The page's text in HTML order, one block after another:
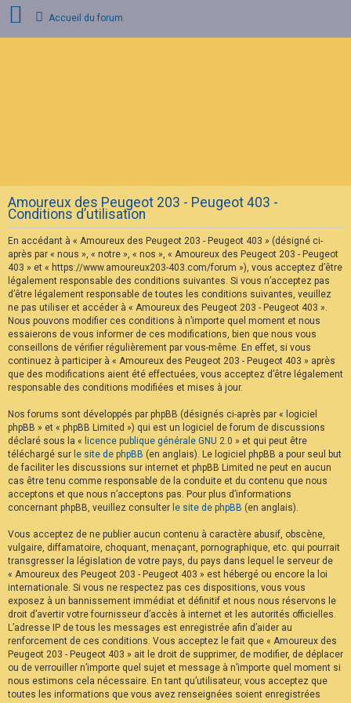
I
n
s
c
r
i
p
t
o
n
F
A
Q
Accueil du forum
Amoureux des Peugeot 203 - Peugeot 403 -
Conditions d’utilisation
En accédant à « Amoureux des Peugeot 203 - Peugeot 403 » (désigné ci-
après par « nous », « notre », « nos », « Amoureux des Peugeot 203 - Peugeot
403 » et « https://www.amoureux203-403.com/forum »), vous acceptez d’être
légalement responsable des conditions suivantes. Si vous n’acceptez pas
d’être légalement responsable de toutes les conditions suivantes, veuillez
ne pas utiliser et accéder à « Amoureux des Peugeot 203 - Peugeot 403 ».
Nous pouvons modifier ces conditions à n’importe quel moment et nous
essaierons de vous informer de ces modifications, bien que nous vous
conseillons de vérifier régulièrement par vous-même. En effet, si vous
continuez à participer à « Amoureux des Peugeot 203 - Peugeot 403 » après
que des modifications aient été effectuées, vous acceptez d’être légalement
responsable des conditions modifiées et mises à jour.
Nos forums sont développés par phpBB (désignés ci-après par « logiciel
phpBB » et « phpBB Limited ») qui est un logiciel de forum de discussions
déclaré sous la « licence publique générale GNU 2.0 » et qui peut être
téléchargé sur le site de phpBB (en anglais). Le logiciel phpBB a pour seul but
de faciliter les discussions sur internet et phpBB Limited ne peut en aucun
cas être tenu comme responsable de la conduite et du contenu que nous
acceptons et que nous n’acceptons pas. Pour plus d’informations
concernant phpBB, veuillez consulter le site de phpBB (en anglais).
Vous acceptez de ne publier aucun contenu à caractère abusif, obscène,
vulgaire, diffamatoire, choquant, menaçant, pornographique, etc. qui pourrait
transgresser la législation de votre pays, du pays dans lequel le serveur de
« Amoureux des Peugeot 203 - Peugeot 403 » est hébergé ou encore la loi
internationale. Si vous ne respectez pas ces dispositions, vous vous
exposez à un bannissement immédiat et définitif et nous nous réservons le
droit d’avertir votre fournisseur d’accès à internet et les autorités officielles.
L’adresse IP de tous les messages est enregistrée afin d’aider au
renforcement de ces conditions. Vous acceptez le fait que « Amoureux des
Peugeot 203 - Peugeot 403 » ait le droit de supprimer, de modifier, de déplacer
ou de verrouiller n’importe quel sujet et message à n’importe quel moment si
nous estimons cela nécessaire. En tant qu’utilisateur, vous acceptez que
toutes les informations que vous avez renseignées soient enregistrées